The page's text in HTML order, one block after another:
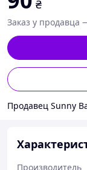
₴
Заказ у продавца
Продавец Sunny
Производитель